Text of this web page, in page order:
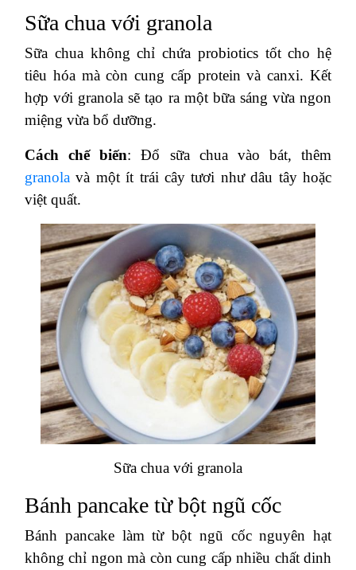
Sữa chua với granola
Sữa chua không chỉ chứa probiotics tốt cho hệ
tiêu hóa mà còn cung cấp protein và canxi. Kết
hợp với granola sẽ tạo ra một bữa sáng vừa ngon
miệng vừa bổ dưỡng.
Cách chế biến: Đổ sữa chua vào bát, thêm
granola và một ít trái cây tươi như dâu tây hoặc
việt quất.
Sữa chua với granola
Bánh pancake từ bột ngũ cốc
Bánh pancake làm từ bột ngũ cốc nguyên hạt
không chỉ ngon mà còn cung cấp nhiều chất dinh